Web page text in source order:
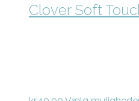
Clover Soft